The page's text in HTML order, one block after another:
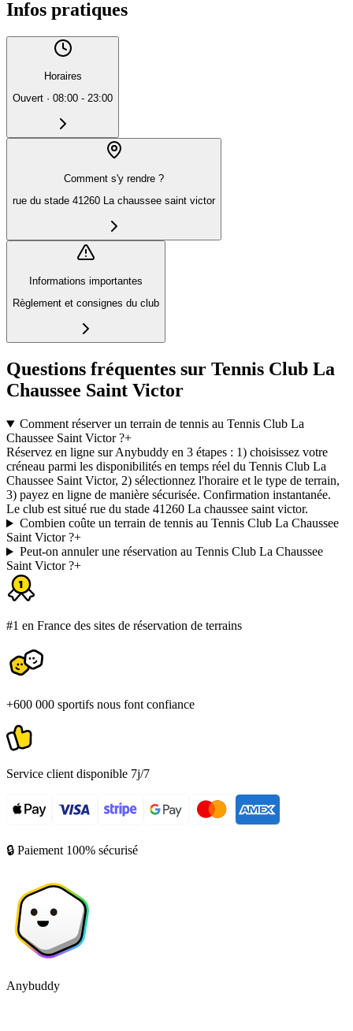
Infos pratiques
Horaires
Ouvert · 08:00 - 23:00
Comment s'y rendre ?
rue du stade 41260 La chaussee saint victor
Informations importantes
Règlement et consignes du club
Questions fréquentes sur Tennis Club La
Chaussee Saint Victor
Comment réserver un terrain de tennis au Tennis Club La
Chaussee Saint Victor ?+
Réservez en ligne sur Anybuddy en 3 étapes : 1) choisissez votre
créneau parmi les disponibilités en temps réel du Tennis Club La
Chaussee Saint Victor, 2) sélectionnez l'horaire et le type de terrain,
3) payez en ligne de manière sécurisée. Confirmation instantanée.
Le club est situé rue du stade 41260 La chaussee saint victor.
Combien coûte un terrain de tennis au Tennis Club La Chaussee
Saint Victor ?+
Peut-on annuler une réservation au Tennis Club La Chaussee
Saint Victor ?+
#1 en France des sites de réservation de terrains
+600 000 sportifs nous font confiance
Service client disponible 7j/7
🔒 Paiement 100% sécurisé
Anybuddy